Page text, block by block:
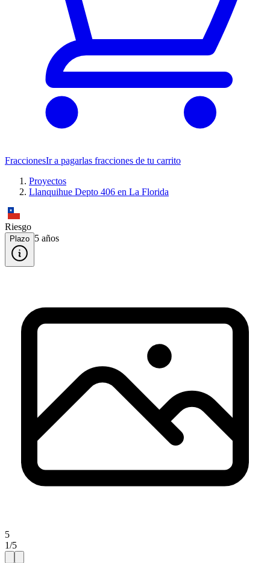
FraccionesIr a pagarlas fracciones de tu carrito
Proyectos
Llanquihue Depto 406 en La Florida
Riesgo
Plazo 5 años
5
1/5